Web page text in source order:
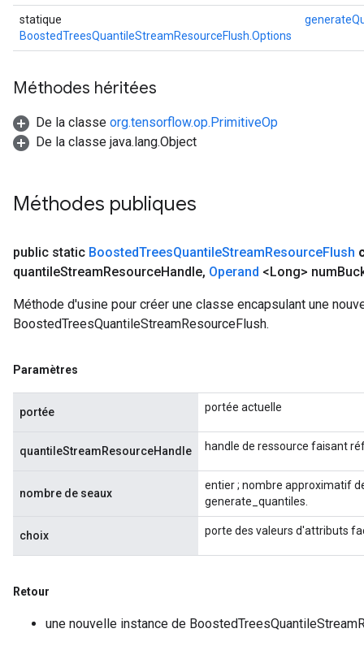
statique
BoostedTreesQuantileStreamResourceFlush.Options
Méthodes héritées
De la classe org.tensorflow.op.PrimitiveOp
De la classe java.lang.Object
Méthodes publiques
public static BoostedTreesQuantileStreamResourceFlush
quantileStreamResourceHandle, Operand <Long> num
Méthode d'usine pour créer une classe encapsulant une
BoostedTreesQuantileStreamResourceFlush.
Paramètres
portée portée actuelle
quantileStreamResourceHandle handle de ressource faisant
nombre de seaux
entier ; nombre approximatif
generate_quantiles.
choix porte des valeurs d'attributs
Retour
une nouvelle instance de